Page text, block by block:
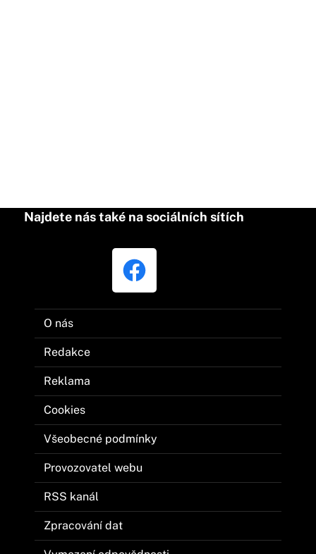
Najdete nás také na sociálních sítích
O nás
Redakce
Reklama
Cookies
Všeobecné podmínky
Provozovatel webu
RSS kanál
Zpracování dat